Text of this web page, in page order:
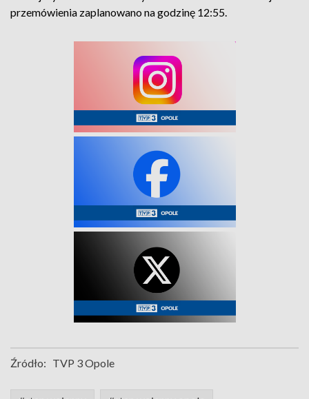
przemówienia zaplanowano na godzinę 12:55.
Źródło: TVP 3 Opole